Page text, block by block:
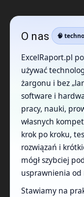
O nas 🧠
ExcelRaport.pl
używać
żargonu i bez
software i
pracy, nauki,
własnych
krok po kroku,
rozwiązań i
mógł szybciej
usprawnienia od
Stawiamy na